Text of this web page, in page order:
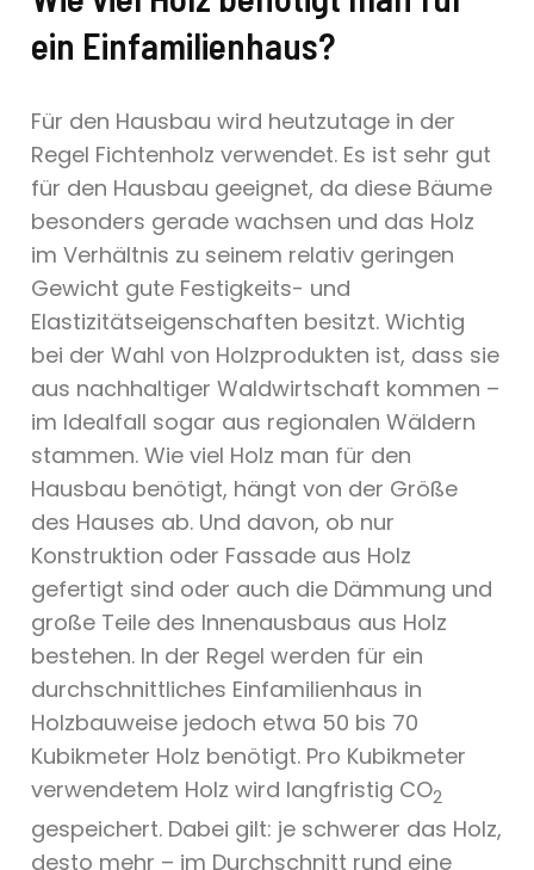
ein Einfamilienhaus?
Für den Hausbau wird heutzutage in der
Regel Fichtenholz verwendet. Es ist sehr gut
für den Hausbau geeignet, da diese Bäume
besonders gerade wachsen und das Holz
im Verhältnis zu seinem relativ geringen
Gewicht gute Festigkeits- und
Elastizitätseigenschaften besitzt. Wichtig
bei der Wahl von Holzprodukten ist, dass sie
aus nachhaltiger Waldwirtschaft kommen –
im Idealfall sogar aus regionalen Wäldern
stammen. Wie viel Holz man für den
Hausbau benötigt, hängt von der Größe
des Hauses ab. Und davon, ob nur
Konstruktion oder Fassade aus Holz
gefertigt sind oder auch die Dämmung und
große Teile des Innenausbaus aus Holz
bestehen. In der Regel werden für ein
durchschnittliches Einfamilienhaus in
Holzbauweise jedoch etwa 50 bis 70
Kubikmeter Holz benötigt. Pro Kubikmeter
verwendetem Holz wird langfristig CO2
gespeichert. Dabei gilt: je schwerer das Holz,
desto mehr – im Durchschnitt rund eine